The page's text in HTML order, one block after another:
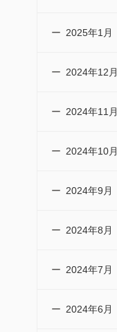
2025年1月
2024年12月
2024年11月
2024年10月
2024年9月
2024年8月
2024年7月
2024年6月